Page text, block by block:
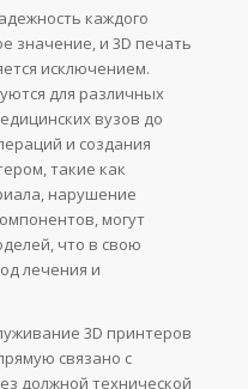
каждого
значение, и 3D печать
исключением.
для различных
вузов до
и создания
такие как
нарушение
могут
что в свою
лечения и
3D принтеров
связано с
должной технической